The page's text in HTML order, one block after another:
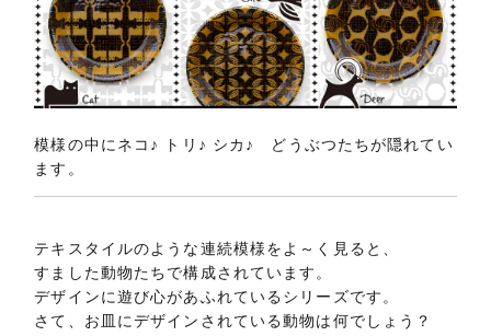
模様の中にネコ♪ トリ♪ シカ♪ どうぶつたちが隠れてい
ます。
テキスタイルのような連続模様をよ～く見ると、
すました動物たちで構成されています。
デザインに遊び心があふれているシリーズです。
さて、お皿にデザインされている動物は何でしょう？